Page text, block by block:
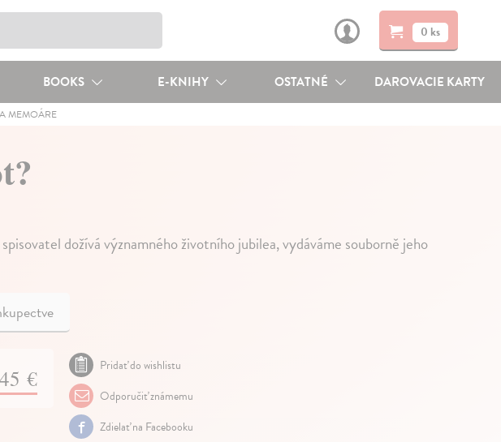
0 ks
BOOKS E-KNIHY OSTATNÉ DAROVACIE KARTY
MEMOÁRE
dožívá významného životního jubilea, vydáváme souborně jeho
€
Pridať do wishlistu
Odporučiť známemu
Zdielať na Facebooku